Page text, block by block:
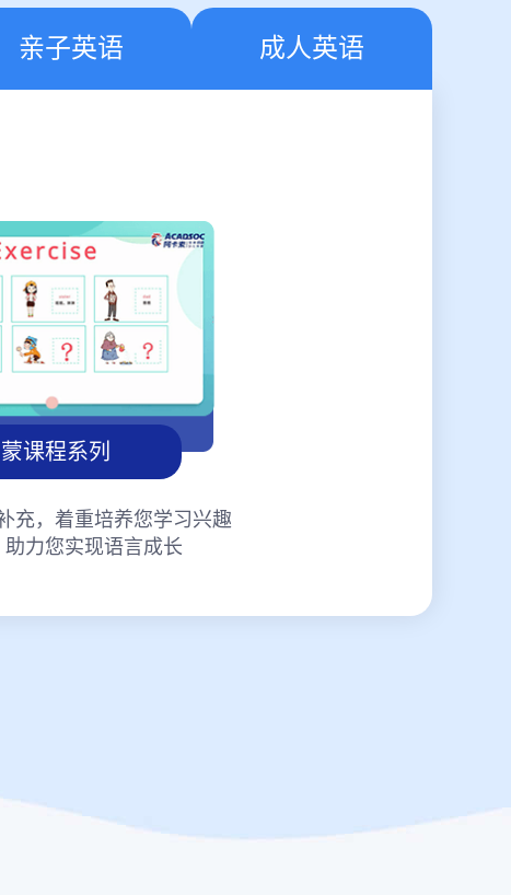
亲子英语 成人英语
课程系列
充，着重培养您学习兴趣
助力您实现语言成长